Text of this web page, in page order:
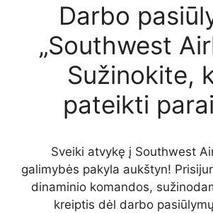
Darbo
„Southwest
Sužinokite,
pateikti
Sveiki atvykę į Southwest
galimybės pakyla aukštyn!
dinaminio komandos,
kreiptis dėl darbo